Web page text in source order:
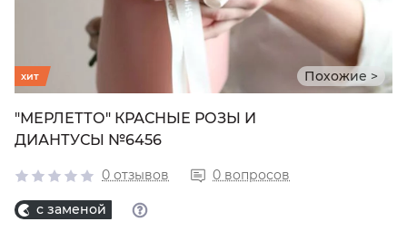
Похожие >
хит
"МЕРЛЕТТО" КРАСНЫЕ РОЗЫ И
ДИАНТУСЫ №6456
0 отзывов 0 вопросов
с заменой